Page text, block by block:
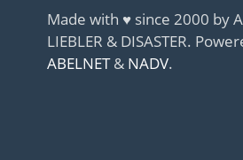
Made with ♥ since 2000 by
LIEBLER & DISASTER.
ABELNET& NADV.